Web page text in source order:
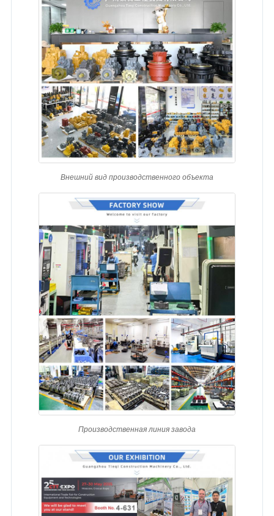
Внешний вид производственного объекта
Производственная линия завода